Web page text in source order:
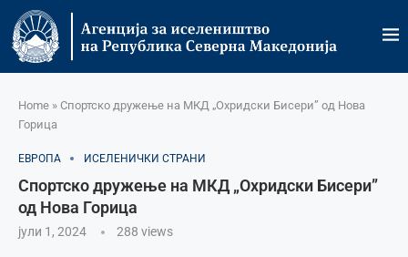
Home » Спортско дружење на МКД „Охридски Бисери” од Нова
Горица
ЕВРОПА ИСЕЛЕНИЧКИ СТРАНИ
Спортско дружење на МКД „Охридски Бисери”
од Нова Горица
јули 1, 2024 288 views